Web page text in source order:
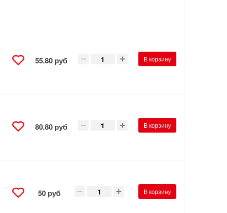
55.80 руб В корзину
80.80 руб В корзину
50 руб В корзину